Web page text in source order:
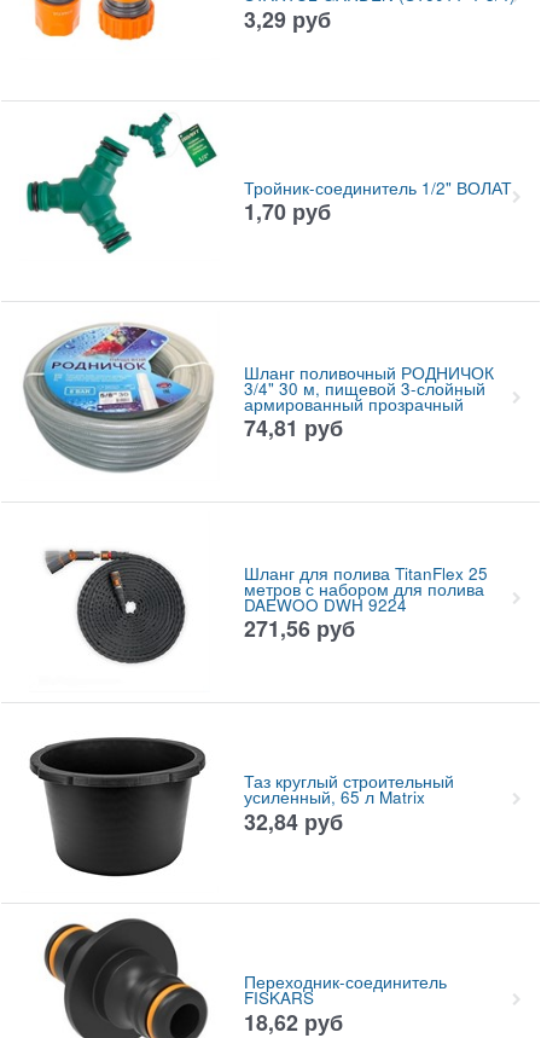
3,29 руб
Тройник-соединитель 1/2" ВОЛАТ
1,70 руб
Шланг поливочный РОДНИЧОК
3/4" 30 м, пищевой 3-слойный
армированный прозрачный
74,81 руб
Шланг для полива TitanFlex 25
метров с набором для полива
DAEWOO DWH 9224
271,56 руб
Таз круглый строительный
усиленный, 65 л Matrix
32,84 руб
Переходник-соединитель
FISKARS
18,62 руб